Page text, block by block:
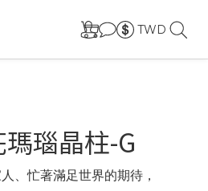
TWD
瑙晶柱-G
、忙著滿足世界的期待，